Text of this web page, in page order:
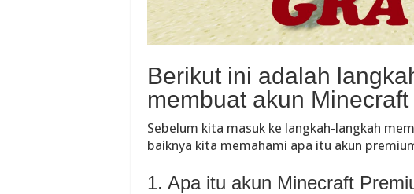
Berikut ini adalah
membuat akun
Sebelum kita masuk ke langkah-langkah
baiknya kita memahami apa itu akun
1. Apa itu akun Minecraft